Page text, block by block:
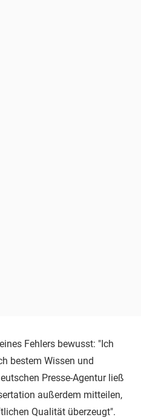
Fehlers bewusst: "Ich
bestem Wissen und
Presse-Agentur ließ
außerdem mitteilen,
Qualität überzeugt".